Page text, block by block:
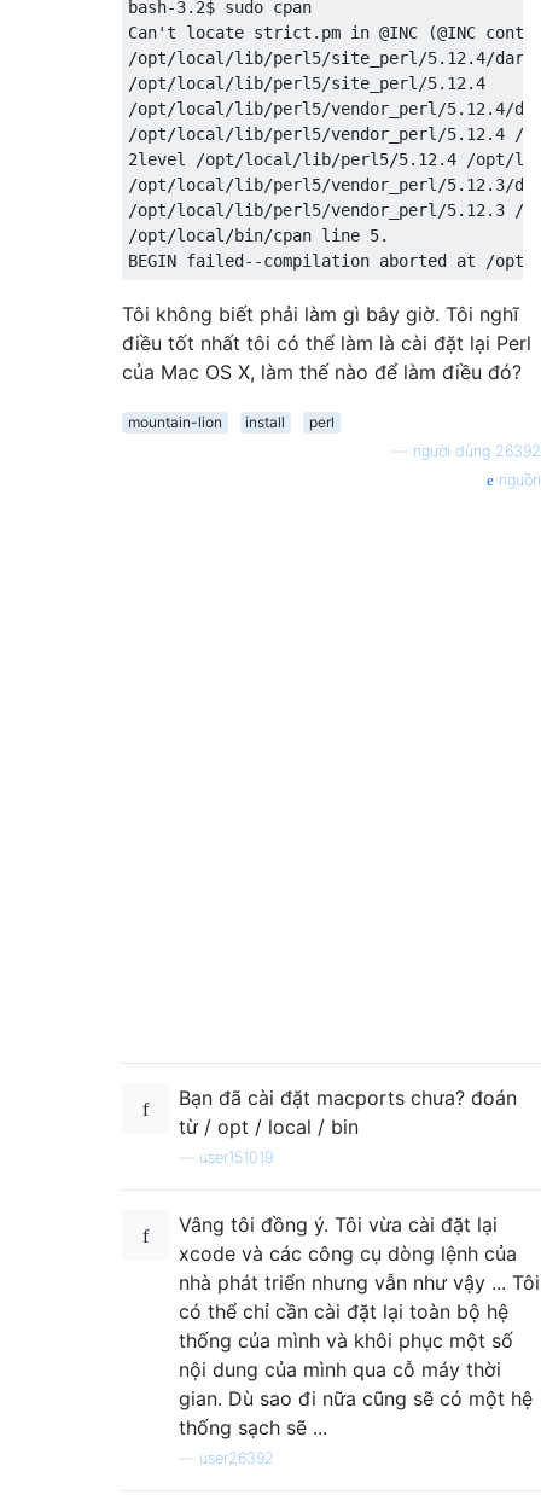
bash-3.2
Can't locate strict.pm in @INC (@INC
/opt/local/lib/perl5/site_perl/5.12.4/
/opt/local/lib/perl5/site_perl/5.12.4
/opt/local/lib/perl5/vendor_perl/5.12.4/
/opt/local/lib/perl5/vendor_perl/5.12.4 /
2level /opt/local/lib/perl5/5.12.4 /opt/
/opt/local/lib/perl5/vendor_perl/5.12.3/
/opt/local/lib/perl5/vendor_perl/5.12.3
/opt/local/bin/cpan line 5.
BEGIN failed--compilation aborted at /
Tôi không biết phải làm gì bây giờ. Tôi nghĩ
điều tốt nhất tôi có thể làm là cài đặt lại Perl
của Mac OS X, làm thế nào để làm điều đó?
mountain-lion install
perl
người dùng 26392
nguồn
Bạn đã cài đặt macports chưa? đoán
từ / opt / local / bin
user151019
Vâng tôi đồng ý. Tôi vừa cài đặt lại
xcode và các công cụ dòng lệnh của
nhà phát triển nhưng vẫn như vậy ... Tôi
có thể chỉ cần cài đặt lại toàn bộ hệ
thống của mình và khôi phục một số
nội dung của mình qua cỗ máy thời
gian. Dù sao đi nữa cũng sẽ có một hệ
thống sạch sẽ ...
user26392